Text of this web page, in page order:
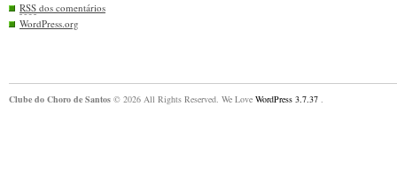
RSS dos comentários
WordPress.org
Clube do Choro de Santos © 2026 All Rights Reserved. We Love WordPress 3.7.37 .